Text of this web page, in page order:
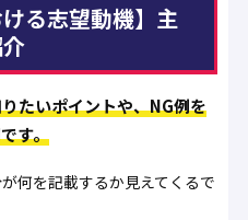
る志望動機】主
たいポイントや、NG例を
す。
何を記載するか見えてくるで